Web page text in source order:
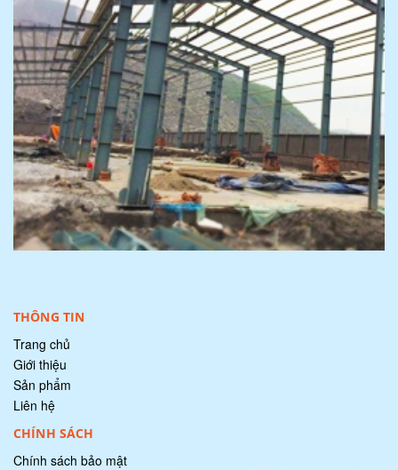
Nhà lắp ghép giá rẻ tại Hà Nội
10/27/2020 09:33:23
Ưu điểm của nhà lắp ghép là gì?
10/27/2020 09:33:22
THÔNG TIN
Trang chủ
Giới thiệu
Sản phẩm
Liên hệ
CHÍNH SÁCH
Chính sách bảo mật